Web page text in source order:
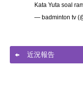
Kata Yuta soal
— badminton tv
近況報告